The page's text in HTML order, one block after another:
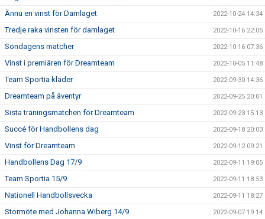
Ännu en vinst för Damlaget 2022-10-24 14:34
Tredje raka vinsten för damlaget 2022-10-16 22:05
Söndagens matcher 2022-10-16 07:36
Vinst i premiären för Dreamteam 2022-10-05 11:48
Team Sportia kläder 2022-09-30 14:36
Dreamteam på äventyr 2022-09-25 20:01
Sista träningsmatchen för Dreamteam 2022-09-23 15:13
Succé för Handbollens dag 2022-09-18 20:03
Vinst för Dreamteam 2022-09-12 09:21
Handbollens Dag 17/9 2022-09-11 19:05
Team Sportia 15/9 2022-09-11 18:53
Nationell Handbollsvecka 2022-09-11 18:27
Stormöte med Johanna Wiberg 14/9 2022-09-07 19:14